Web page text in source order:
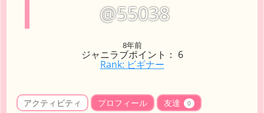
@55038
8年前
ジャニラブポイント： 6
Rank: ビギナー
アクティビティ プロフィール 友達 0